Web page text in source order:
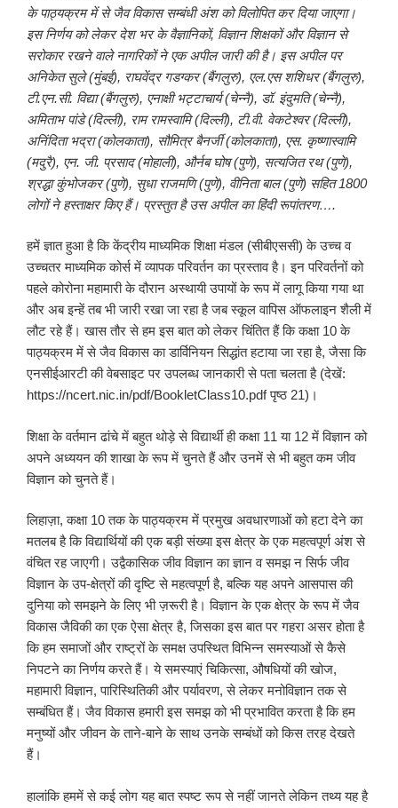
के पाठ्यक्रम में से जैव विकास सम्बंधी अंश को विलोपित कर दिया जाएगा।
इस निर्णय को लेकर देश भर के वैज्ञानिकों, विज्ञान शिक्षकों और विज्ञान से
सरोकार रखने वाले नागरिकों ने एक अपील जारी की है। इस अपील पर
अनिकेत सुले (मुंबई), राघवेंद्र गडग्कर (बैंगलुरु), एल.एस शशिधर (बैंगलुरु),
टी.एन.सी. विद्या (बैंगलुरु), एनाक्षी भट्टाचार्य (चेन्नै), डॉ. इंदुमति (चेन्नै),
अमिताभ पांडे (दिल्ली), राम रामस्वामि (दिल्ली), टी.वी. वेकटेश्वर (दिल्ली),
अनिंदिता भद्रा (कोलकाता), सौमित्र बैनर्जी (कोलकाता), एस. कृष्णास्वामि
(मदुरै), एन. जी. प्रसाद (मोहाली), और्नब घोष (पुणे), सत्यजित रथ (पुणे),
श्रद्धा कुंभोजकर (पुणे), सुधा राजमणि (पुणे), वीनिता बाल (पुणे) सहित 1800
लोगों ने हस्ताक्षर किए हैं। प्रस्तुत है उस अपील का हिंदी रूपांतरण….
हमें ज्ञात हुआ है कि केंद्रीय माध्यमिक शिक्षा मंडल (सीबीएससी) के उच्च व
उच्चतर माध्यमिक कोर्स में व्यापक परिवर्तन का प्रस्ताव है। इन परिवर्तनों को
पहले कोरोना महामारी के दौरान अस्थायी उपायों के रूप में लागू किया गया था
और अब इन्हें तब भी जारी रखा जा रहा है जब स्कूल वापिस ऑफलाइन शैली में
लौट रहे हैं। खास तौर से हम इस बात को लेकर चिंतित हैं कि कक्षा 10 के
पाठ्यक्रम में से जैव विकास का डार्विनियन सिद्धांत हटाया जा रहा है, जैसा कि
एनसीईआरटी की वेबसाइट पर उपलब्ध जानकारी से पता चलता है (देखें:
https://ncert.nic.in/pdf/BookletClass10.pdf पृष्ठ 21)।
शिक्षा के वर्तमान ढांचे में बहुत थोड़े से विद्यार्थी ही कक्षा 11 या 12 में विज्ञान को
अपने अध्ययन की शाखा के रूप में चुनते हैं और उनमें से भी बहुत कम जीव
विज्ञान को चुनते हैं।
लिहाज़ा, कक्षा 10 तक के पाठ्यक्रम में प्रमुख अवधारणाओं को हटा देने का
मतलब है कि विद्यार्थियों की एक बड़ी संख्या इस क्षेत्र के एक महत्वपूर्ण अंश से
वंचित रह जाएगी। उद्वैकासिक जीव विज्ञान का ज्ञान व समझ न सिर्फ जीव
विज्ञान के उप-क्षेत्रों की दृष्टि से महत्वपूर्ण है, बल्कि यह अपने आसपास की
दुनिया को समझने के लिए भी ज़रूरी है। विज्ञान के एक क्षेत्र के रूप में जैव
विकास जैविकी का एक ऐसा क्षेत्र है, जिसका इस बात पर गहरा असर होता है
कि हम समाजों और राष्ट्रों के समक्ष उपस्थित विभिन्न समस्याओं से कैसे
निपटने का निर्णय करते हैं। ये समस्याएं चिकित्सा, औषधियों की खोज,
महामारी विज्ञान, पारिस्थितिकी और पर्यावरण, से लेकर मनोविज्ञान तक से
सम्बंधित हैं। जैव विकास हमारी इस समझ को भी प्रभावित करता है कि हम
मनुष्यों और जीवन के ताने-बाने के साथ उनके सम्बंधों को किस तरह देखते
हैं।
हालांकि हममें से कई लोग यह बात स्पष्ट रूप से नहीं जानते लेकिन तथ्य यह है